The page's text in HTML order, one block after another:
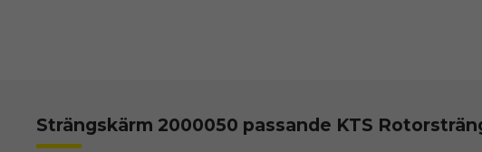
Strängskärm 2000050 passande KTS